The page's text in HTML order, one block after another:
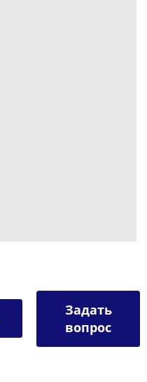
Задать
вопрос